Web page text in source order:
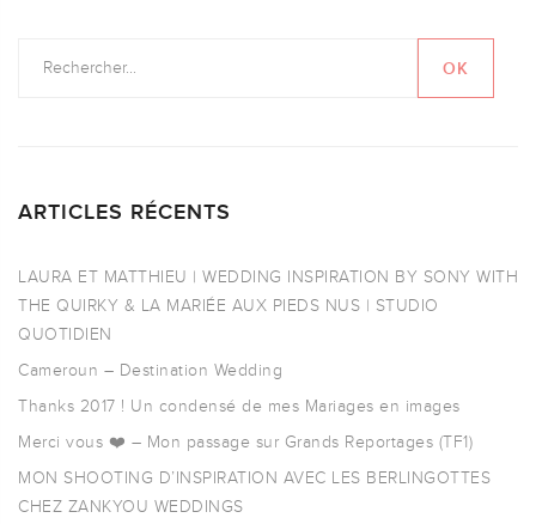
ARTICLES RÉCENTS
LAURA ET MATTHIEU | WEDDING INSPIRATION BY SONY WITH
THE QUIRKY & LA MARIÉE AUX PIEDS NUS | STUDIO
QUOTIDIEN
Cameroun – Destination Wedding
Thanks 2017 ! Un condensé de mes Mariages en images
Merci vous ❤️ – Mon passage sur Grands Reportages (TF1)
MON SHOOTING D’INSPIRATION AVEC LES BERLINGOTTES
CHEZ ZANKYOU WEDDINGS